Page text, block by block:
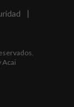
|
Acai